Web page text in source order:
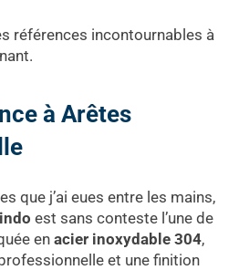
références incontournables à
à Arêtes
que j’ai eues entre les mains,
est sans conteste l’une de
en acier inoxydable 304,
et une finition